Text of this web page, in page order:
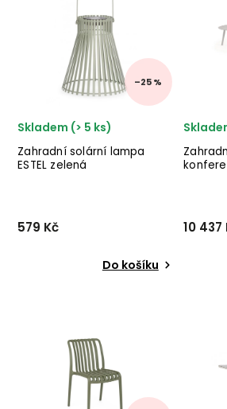
lakovaného hliníku a
zeleného sedáku.
–25 %
Zahradní solární lampa
ESTEL zelená
Skladem (> 5 ks)
579 Kč
Do košíku
zeleného kovu. ✅ krásný
nábytek ✅ kvalitní materiály
✅ nejnižší cena ✅ 30d...
10 437
ve
✅